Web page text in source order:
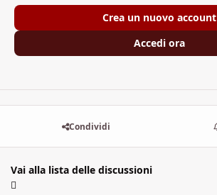
Crea un nuovo account
Accedi ora
Condividi
Vai alla lista delle discussioni